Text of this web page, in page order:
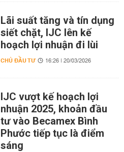
Lãi suất tăng và tín dụng
siết chặt, IJC lên kế
hoạch lợi nhuận đi lùi
CHỦ ĐẦU TƯ 16:26 | 20/03/2026
IJC vượt kế hoạch lợi
nhuận 2025, khoản đầu
tư vào Becamex Bình
Phước tiếp tục là điểm
sáng